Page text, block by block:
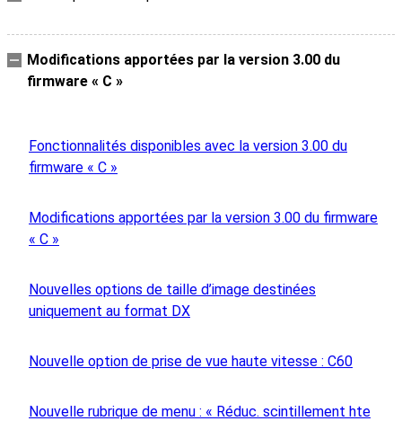
Modifications apportées par la version 3.00 du
firmware « C »
Fonctionnalités disponibles avec la version 3.00 du
firmware « C »
Modifications apportées par la version 3.00 du firmware
« C »
Nouvelles options de taille d’image destinées
uniquement au format DX
Nouvelle option de prise de vue haute vitesse : C60
Nouvelle rubrique de menu : « Réduc. scintillement hte